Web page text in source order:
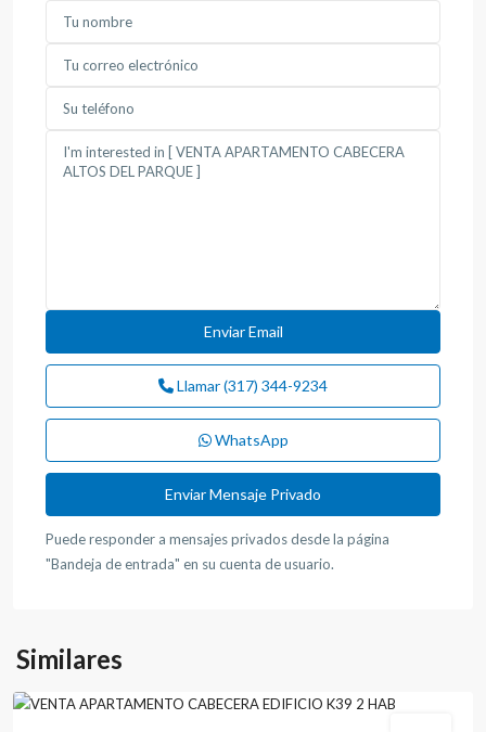
Llamar(317) 344-9234
WhatsApp
Puede responder a mensajes privados desde la página
"Bandeja de entrada" en su cuenta de usuario.
Similares